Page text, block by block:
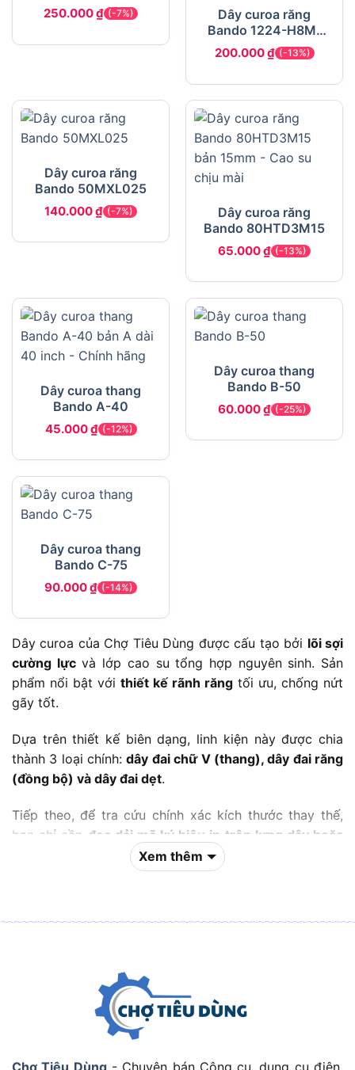
250.000₫ (-7%)
Dây curoa răng
Bando 1224-H8M-
20
200.000₫ (-13%)
Dây curoa răng
Bando 50MXL025
140.000₫ (-7%)
Dây curoa răng
Bando 80HTD3M15
65.000₫ (-13%)
Dây curoa thang
Bando A-40
45.000₫ (-12%)
Dây curoa thang
Bando B-50
60.000₫ (-25%)
Dây curoa thang
Bando C-75
90.000₫ (-14%)
Dây curoa của Chợ Tiêu Dùng được cấu tạo bởi lõi sợi
cường lựcvà lớp cao su tổng hợp nguyên sinh. Sản
phẩm nổi bật với thiết kế rãnh răng tối ưu, chống nứt
gãy tốt.
Dựa trên thiết kế biên dạng, linh kiện này được chia
thành 3 loại chính:dây đai chữ V (thang), dây đai răng
(đồng bộ) và dây đai dẹt.
Tiếp theo, để tra cứu chính xác kích thước thay thế,
bạn chỉ cần đọc dải mã ký hiệu in trên lưng dây hoặc
dùng thước kẹp đo trực tiếp chiều rộng, độ dày và
hai puli và vệ sinh dầu mỡ
Về mặt chất lượng, các xưởng sản xuất và thợ máy
hiện ưu tiên sử dụng 4 thương hiệu uy tín toàn cầu
Xem thêm